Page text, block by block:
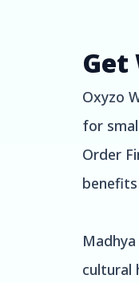
Oxyzo
for
Order
cultural